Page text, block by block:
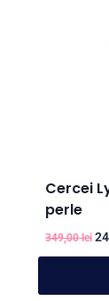
Cercei
perle
349,00lei